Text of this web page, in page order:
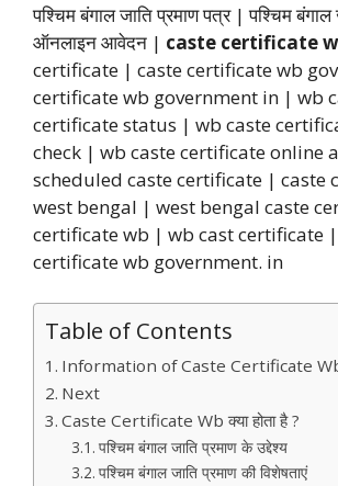
पश्चिम बंगाल जाति प्रमाण पत्र | पश्चिम बंगाल
ऑनलाइन आवेदन | caste certificate
certificate | caste certificate wb
certificate wb government in | wb
certificate status | wb caste
check | wb caste certificate online
scheduled caste certificate | caste
west bengal | west bengal caste
certificate wb | wb cast certificate
certificate wb government. in
Table of Contents
Information of Caste Certificate
Next
Caste Certificate Wb क्या होता है ?
पश्चिम बंगाल जाति प्रमाण के उद्देश्य
पश्चिम बंगाल जाति प्रमाण की विशेषताएं